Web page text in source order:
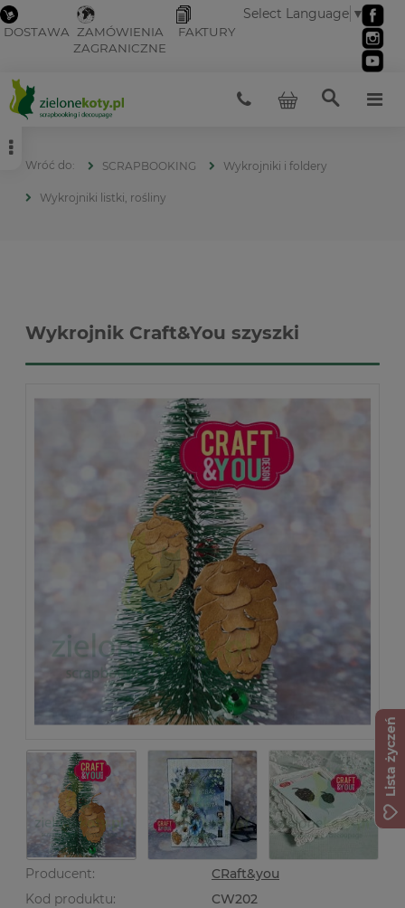
DOSTAWA ZAMÓWIENIA
ZAGRANICZNE
FAKTURY
Select Language ▼
SCRAPBOOKING Wykrojniki i foldery
Wykrojniki listki, rośliny
Wykrojnik Craft&You szyszki
Producent:
CRaft&you
Kod produktu:
CW202
Lista życzeń